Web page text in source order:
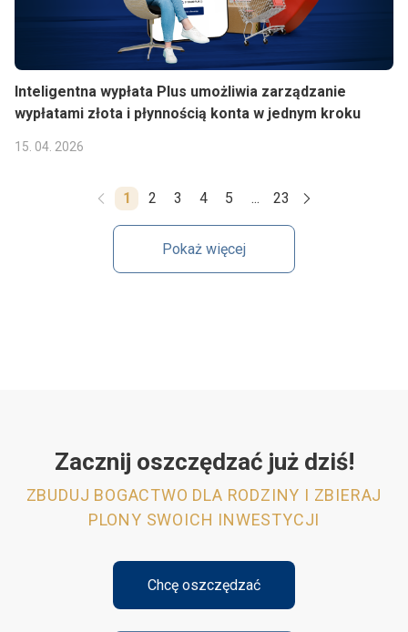
Inteligentna wypłata Plus umożliwia zarządzanie
wypłatami złota i płynnością konta w jednym kroku
15. 04. 2026
1 2 3 4 5 ... 23
Pokaż więcej
Zacznij oszczędzać już dziś!
ZBUDUJ BOGACTWO DLA RODZINY I ZBIERAJ
PLONY SWOICH INWESTYCJI
Chcę oszczędzać